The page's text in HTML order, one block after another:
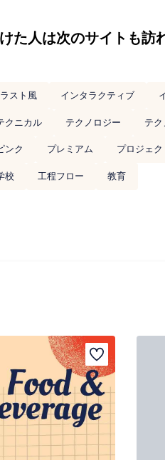
た人は次のサイトも訪
スト風 インタラクティブ
クニカル テクノロジー テ
ンク プレミアム プロジェク
校 工程フロー 教育